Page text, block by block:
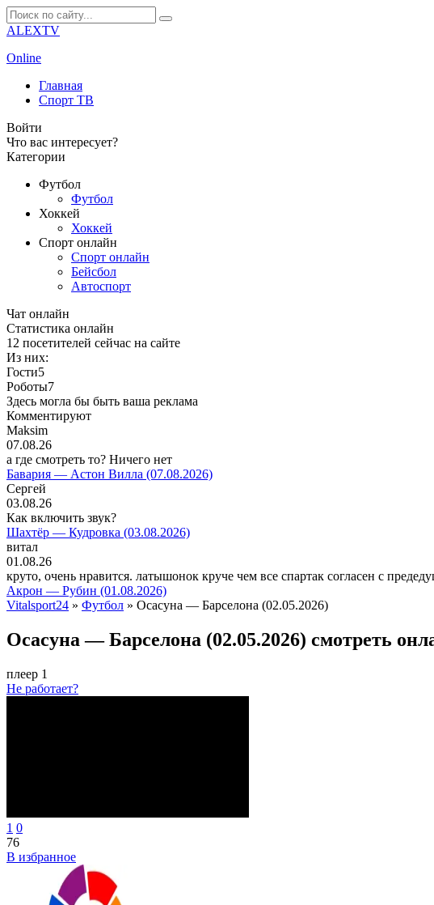
ALEXTV
Online
Главная
Спорт ТВ
Войти
Что вас интересует?
Категории
Футбол
Футбол
Хоккей
Хоккей
Спорт онлайн
Спорт онлайн
Бейсбол
Автоспорт
Чат онлайн
Cтатистика онлайн
12 посетителей сейчас на сайте
Из них:
Гости5
Роботы7
Здесь могла бы быть ваша реклама
Комментируют
Maksim
07.08.26
а где смотреть то? Ничего нет
Бавария — Астон Вилла (07.08.2026)
Сергей
03.08.26
Как включить звук?
Шахтёр — Кудровка (03.08.2026)
витал
01.08.26
круто, очень нравится. латышонок круче чем все спартак согласен с
Акрон — Рубин (01.08.2026)
Vitalsport24 » Футбол » Осасуна — Барселона (02.05.2026)
Осасуна — Барселона (02.05.2026) смотреть
плеер 1
Не работает?
1 0
76
В избранное